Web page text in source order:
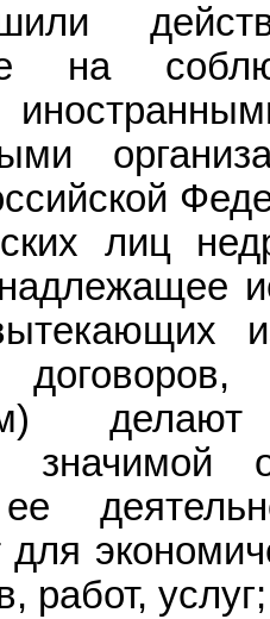
на
лиц
значимой
ее
для
работ, услуг;